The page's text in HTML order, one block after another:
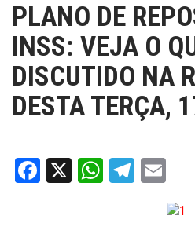
PLANO DE
INSS: VEJA O
DISCUTIDO NA
DESTA TERÇA,
Facebook
X WhatsApp